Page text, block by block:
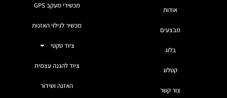
אודות
מבצעים
בלוג
קטלוג
צור קשר
מכשירי מעקב GPS
מכשיר לגילוי האזנות
ציוד טקטי
ציוד להגנה עצמית
האזנה ושידור